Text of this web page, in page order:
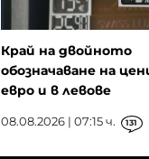
Край на двойното
обозначаване на
евро и в левове
08.08.2026 | 07:15 ч. 131